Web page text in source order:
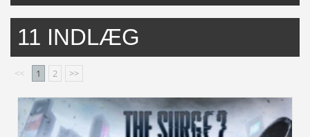
11 INDLÆG
<< 1 2 >>